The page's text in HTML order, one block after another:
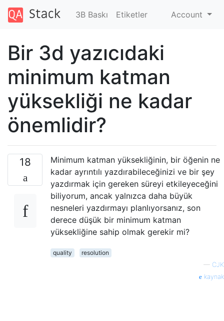
3B Baskı Etiketler Account
Bir 3d yazıcıdaki
minimum katman
yüksekliği ne kadar
önemlidir?
18
Minimum katman yüksekliğinin, bir öğenin ne
kadar ayrıntılı yazdırabileceğinizi ve bir şey
yazdırmak için gereken süreyi etkileyeceğini
biliyorum, ancak yalnızca daha büyük
nesneleri yazdırmayı planlıyorsanız, son
derece düşük bir minimum katman
yüksekliğine sahip olmak gerekir mi?
quality
resolution
— CJK
kaynak